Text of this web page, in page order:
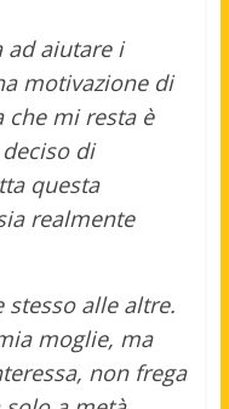
ad aiutare i
motivazione di
che mi resta è
di
questa
realmente
stesso alle altre.
moglie, ma
non frega